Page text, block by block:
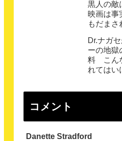
黒人の敵
映画は事
もだまさ
Dr.ナガ
ーの地獄
料 こん
れてはい
コメント
Danette Stradford